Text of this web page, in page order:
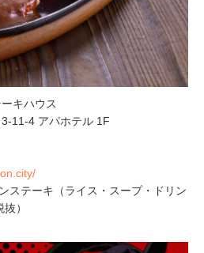
キハウス
11-4 アパホテル 1F
ステーキ（ライス・スープ・ドリン
）